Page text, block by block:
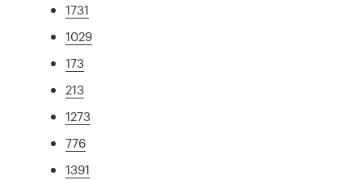
1731
1029
173
213
1273
776
1391